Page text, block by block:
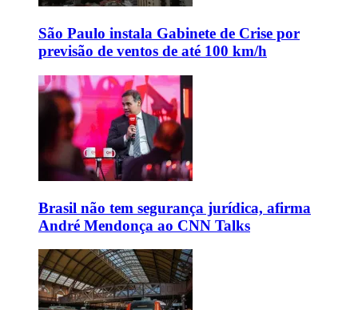
São Paulo instala Gabinete de Crise por
previsão de ventos de até 100 km/h
Brasil não tem segurança jurídica, afirma
André Mendonça ao CNN Talks